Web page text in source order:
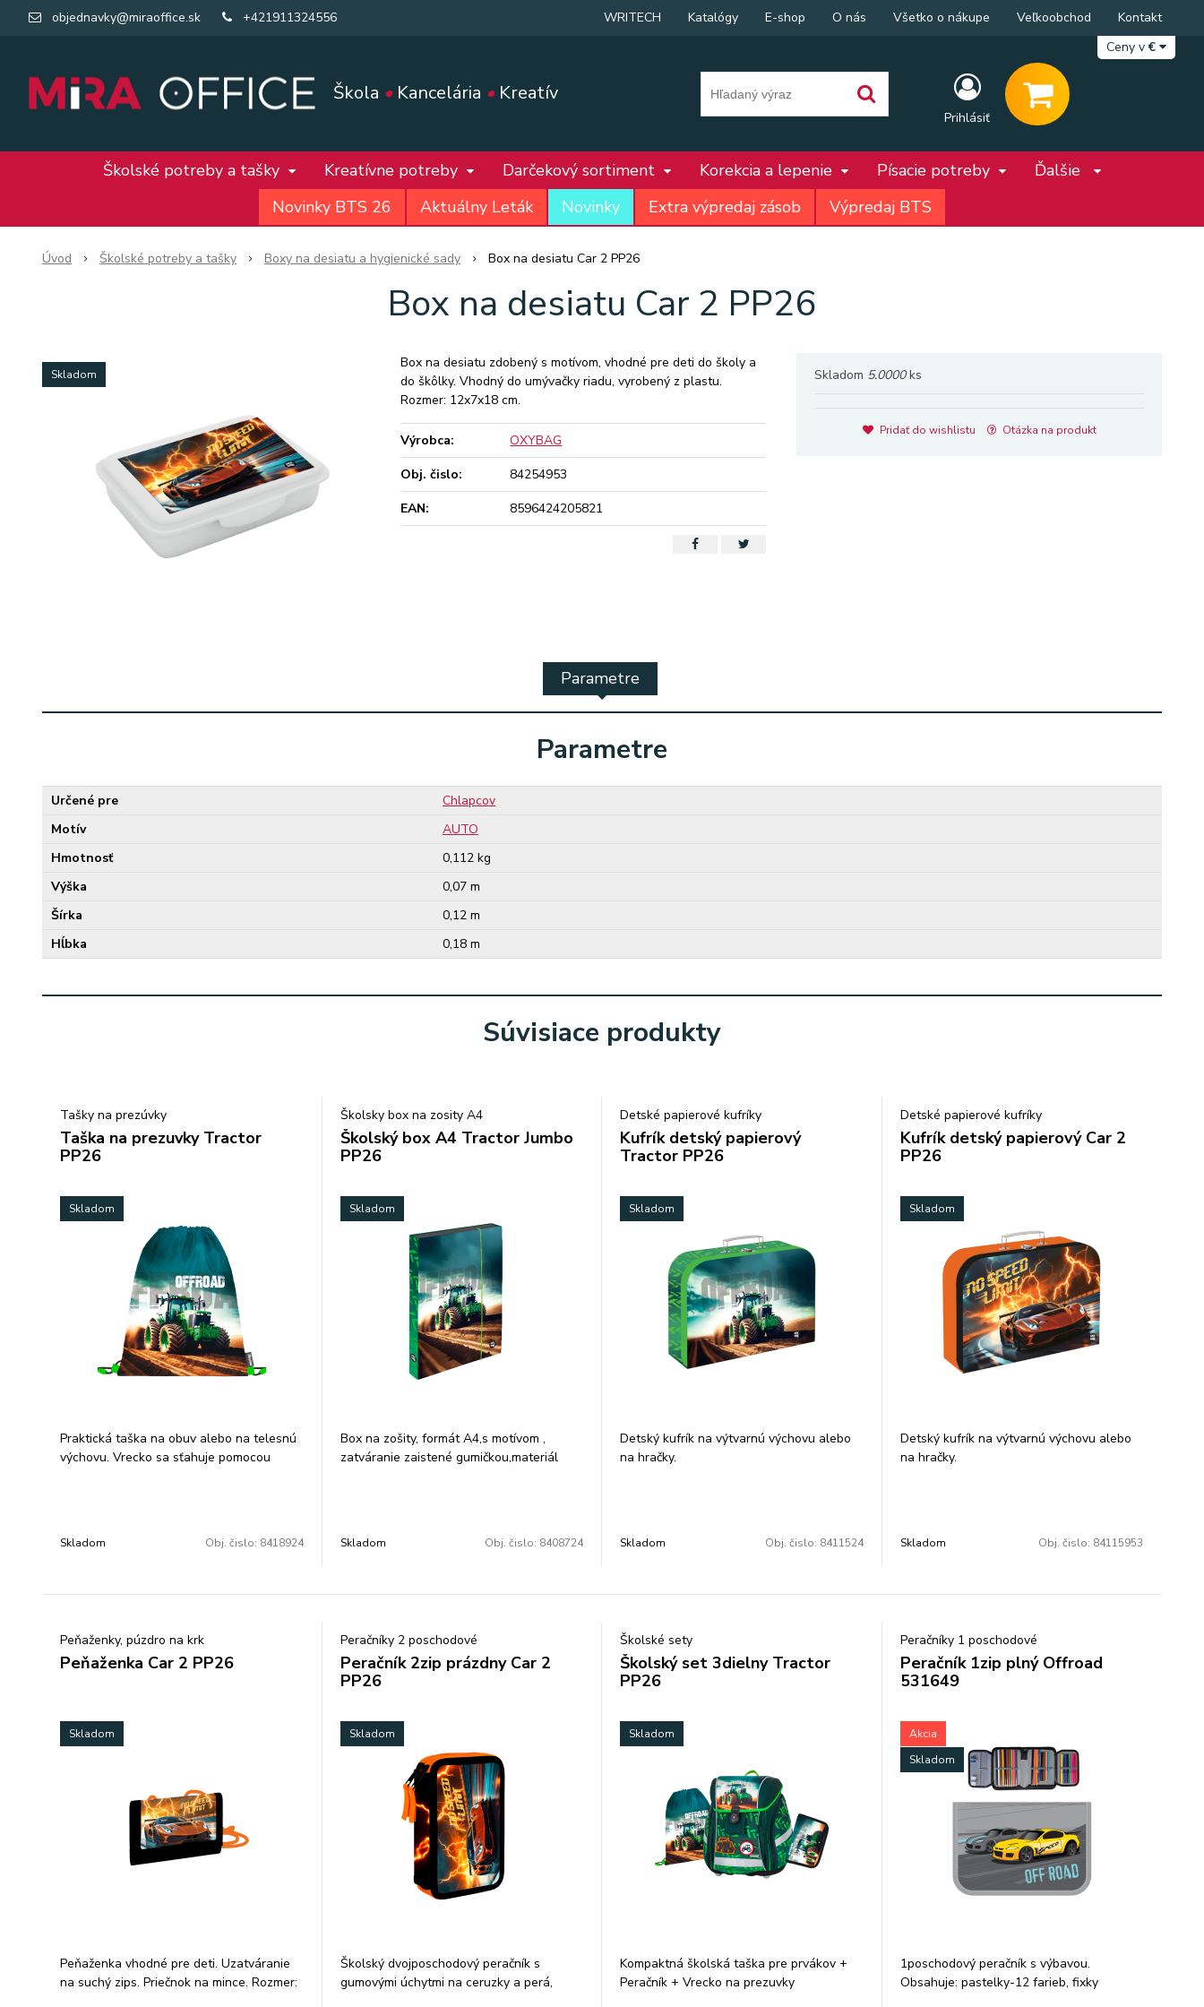
Škola •Kancelária •Kreatív
objednavky@miraoffice.sk +421911324556
Prihlásiť
WRITECH Katalógy E-shop O nás Všetko o nákupe Veľkoobchod
Kontakt
Ceny v€
Školské potreby a tašky Kreatívne potreby Darčekový sortiment Korekcia a lepenie Písacie potreby
Ďalšie
Novinky BTS 26
Aktuálny Leták Novinky Extra výpredaj zásob Výpredaj BTS
Úvod Školské potreby a tašky Boxy na desiatu a hygienické sady Box na desiatu Car 2 PP26
Box na desiatu Car 2 PP26
Skladom Skladom 5.0000ks
Pridať do wishlistu Otázka na produkt
Box na desiatu zdobený s motívom, vhodné pre deti do školy a
do škôlky. Vhodný do umývačky riadu, vyrobený z plastu.
Rozmer: 12x7x18 cm.
Výrobca:
OXYBAG
Obj. čislo:
84254953
EAN:
8596424205821
Parametre
Parametre
Určené pre
Chlapcov
Motív
AUTO
Hmotnosť
0,112 kg
Výška
0,07 m
Šírka
0,12 m
Hĺbka
0,18 m
Súvisiace produkty
Tašky na prezúvky
Taška na prezuvky Tractor
PP26
Skladom
Praktická taška na obuv alebo na telesnú
výchovu. Vrecko sa sťahuje pomocou
každodenné nosenie.
Skladom Obj. čislo: 8418924
Školsky box na zosity A4
Školský box A4 Tractor Jumbo
PP26
Skladom
Box na zošity, formát A4,s motívom ,
zatváranie zaistené gumičkou,materiál
Skladom Obj. čislo: 8408724
Detské papierové kufríky
Kufrík detský papierový
Tractor PP26
Skladom
Detský kufrík na výtvarnú výchovu alebo
na hračky.
Kufrík je 100% recyklovateľný, použité
Skladom Obj. čislo: 8411524
Detské papierové kufríky
Kufrík detský papierový Car 2
PP26
Skladom
Detský kufrík na výtvarnú výchovu alebo
na hračky.
Kufrík je 100% recyklovateľný, použité
Skladom Obj. čislo: 84115953
Peňaženky, púzdro na krk
Peňaženka Car 2 PP26
Skladom
Peňaženka vhodné pre deti. Uzatváranie
na suchý zips. Priečnok na mince. Rozmer:
Peračníky 2 poschodové
Peračník 2zip prázdny Car 2
PP26
Skladom
Školský dvojposchodový peračník s
gumovými úchytmi na ceruzky a perá,
Školské sety
Školský set 3dielny Tractor
PP26
Skladom
Kompaktná školská taška pre prvákov +
Peračník + Vrecko na prezuvky
Peračníky 1 poschodové
Peračník 1zip plný Offroad
531649
Akcia
Skladom
1poschodový peračník s výbavou.
Obsahuje: pastelky-12 farieb, fixky